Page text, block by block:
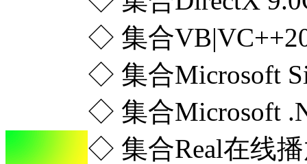
◇ 集合
◇ 集合Microsoft
◇ 集合Microsoft
◇ 集合Real在线